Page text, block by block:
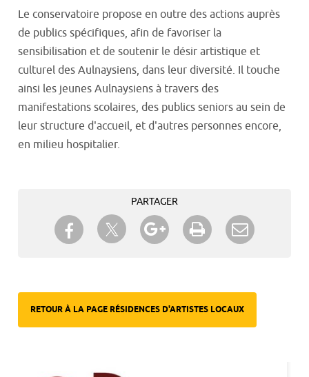
Le conservatoire propose en outre des actions auprès
de publics spécifiques, afin de favoriser la
sensibilisation et de soutenir le désir artistique et
culturel des Aulnaysiens, dans leur diversité. Il touche
ainsi les jeunes Aulnaysiens à travers des
manifestations scolaires, des publics seniors au sein de
leur structure d'accueil, et d'autres personnes encore,
en milieu hospitalier.
PARTAGER
Partager sur Facebook
Partager sur TwitterPartager sur Google+
Imprimer
RETOUR À LA PAGE RÉSIDENCES D'ARTISTES LOCAUX